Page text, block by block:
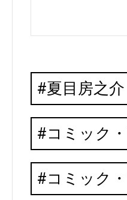
夏目房之介
コミック
コミック